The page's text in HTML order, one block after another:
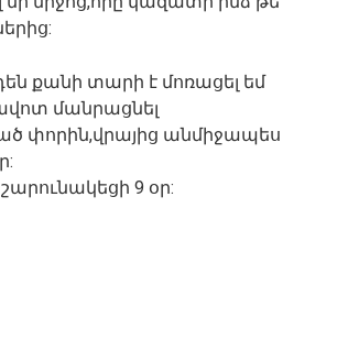
քանի տարի է մոռացել եմ
մանրացնել
փորին,վրայից անմիջապես
9 օր: